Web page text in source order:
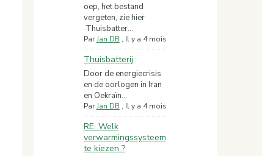
oep, het bestand
vergeten, zie hier
Thuisbatter...
ParJan DB , Il y a 4 mois
Thuisbatterij
Door de energiecrisis
en de oorlogen in Iran
en Oekraïn...
ParJan DB , Il y a 4 mois
RE: Welk
verwarmingssysteem
te kiezen ?